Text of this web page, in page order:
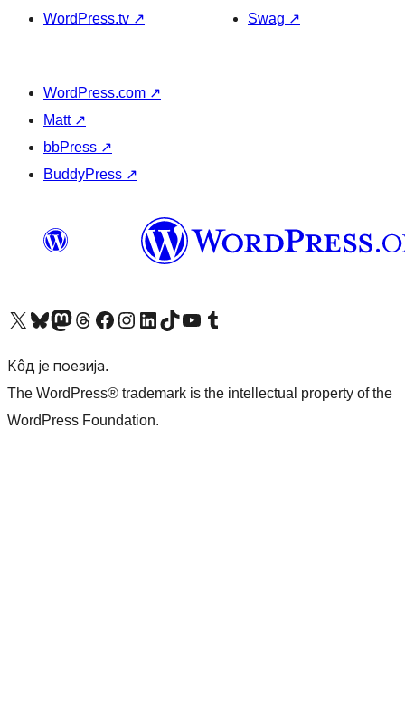
WordPress.tv ↗
Swag ↗
WordPress.com ↗
Matt ↗
bbPress ↗
BuddyPress ↗
Visit our X (formerly Twitter) account
Посетите наш Bluesky налог
Visit our Mastodon account
Посетите наш налог на Threads-у Visit our Facebook pageПосетите наш Инстаграм налог
Visit our LinkedIn account
Посетите наш TikTok налог
Visit our YouTube channel
Посетите наш Tumblr налог
Кôд је поезија.
The WordPress® trademark is the intellectual property of the
WordPress Foundation.